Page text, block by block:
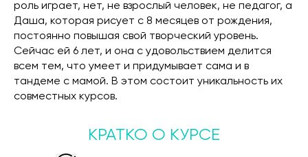
роль играет, нет, не взрослый человек, не педагог, а
Даша, которая рисует с 8 месяцев от рождения,
постоянно повышая свой творческий уровень.
Сейчас ей 6 лет, и она с удовольствием делится
всем тем, что умеет и придумывает сама и в
тандеме с мамой. В этом состоит уникальность их
совместных курсов.
КРАТКО О КУРСЕ